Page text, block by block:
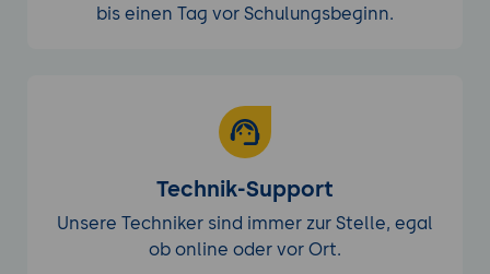
bis einen Tag vor Schulungsbeginn.
Technik-Support
Unsere Techniker sind immer zur Stelle, egal
ob online oder vor Ort.